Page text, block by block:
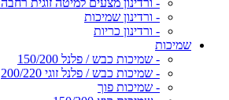
- ורדינון מצעים למיטה זוגית רחבה 180/200
- ורדינון שמיכות
- ורדינון כריות
שמיכות
- שמיכות כבש / פלנל 150/200
- שמיכות כבש / פלנל זוגי 200/220
- שמיכות פוך